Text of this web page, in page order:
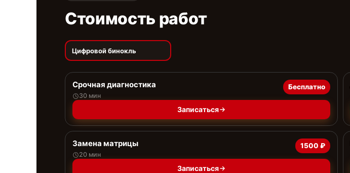
Стоимость работ
Цифровой бинокль
Срочная диагностика
30 мин
Бесплатно
Записаться
Замена матрицы
20 мин
1500 ₽
Записаться